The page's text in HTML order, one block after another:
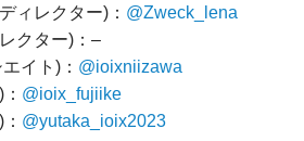
ィレクター)： @Zweck_lena
クター)：–
イト)： @ioixniizawa
@ioix_fujiike
@yutaka_ioix2023